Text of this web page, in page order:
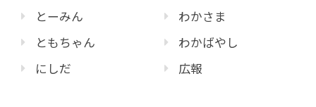
とーみん
ともちゃん
にしだ
わかさま
わかばやし
広報